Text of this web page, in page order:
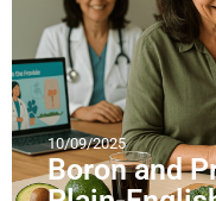
10/09/2025
Boron and